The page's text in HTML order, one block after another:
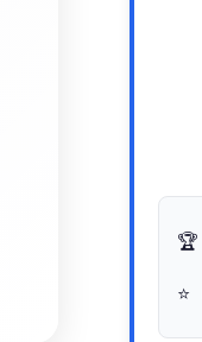
🏆
⭐